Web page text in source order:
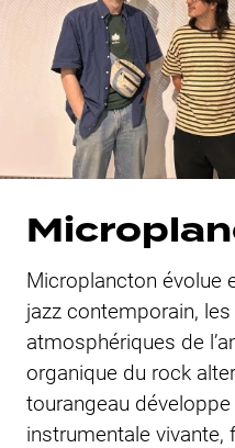
Microplancton évolue
jazz contemporain,
atmosphériques de
organique du rock
tourangeau
instrumentale